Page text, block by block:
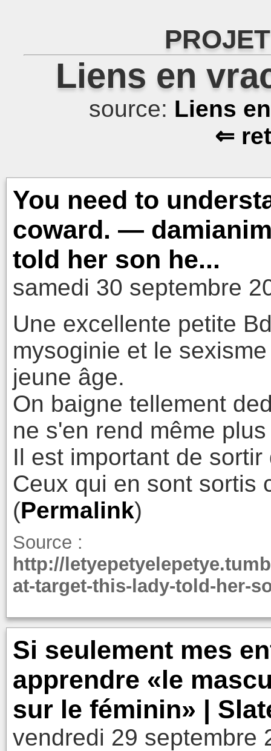
Liens en
source: Liens
⇐
You need to
coward. —
told her son he...
samedi 30 septembre
Une excellente petite
mysoginie et le
jeune âge.
On baigne tellement
ne s'en rend même
Il est important de
Ceux qui en sont sortis
(Permalink)
Source :
http://
at-target-this-lady-told-her-
Si seulement mes
apprendre «le
sur le féminin» |
vendredi 29 septembre